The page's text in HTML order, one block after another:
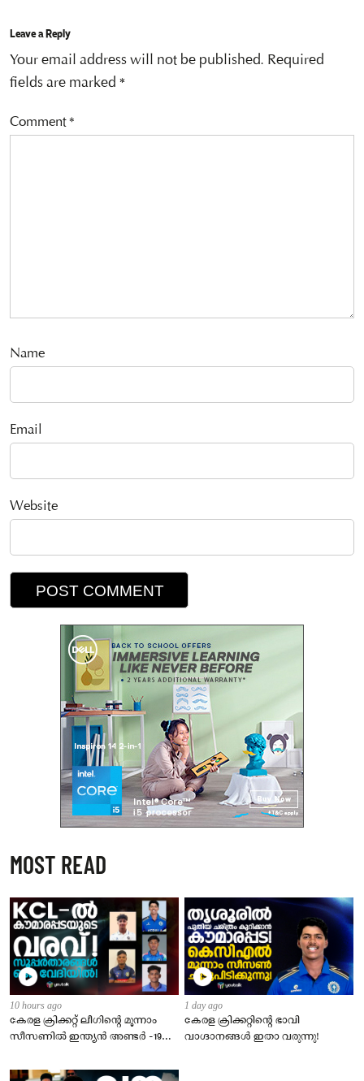
Leave a Reply
Your email address will not be published. Required
fields are marked *
Comment*
Name
Email
Website
MOST READ
10 hours ago
കേരള ക്രിക്കറ്റ് ലീഗിൻ്റെ മൂന്നാം
സീസണിൽ ഇന്ത്യൻ അണ്ടർ -19
അണിനിരക്കുന്നു!
1 day ago
​കേരള ക്രിക്കറ്റിന്റെ ഭാവി
വാഗ്ദാനങ്ങൾ ഇതാ വരുന്നു!